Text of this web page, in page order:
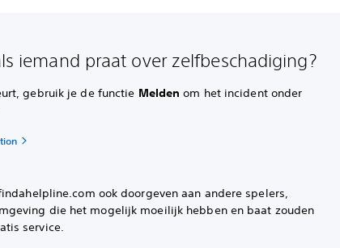
iemand praat over zelfbeschadiging?
gebruik je de functie Melden om het incident onder
ook doorgeven aan andere spelers,
die het mogelijk moeilijk hebben en baat zouden
service.